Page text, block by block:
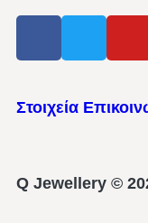
Στοιχεία
Q Jewellery ©